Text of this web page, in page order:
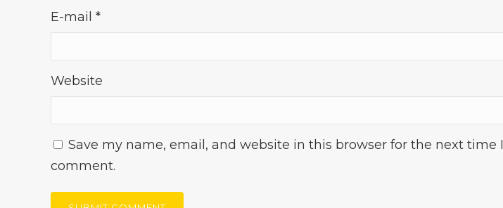
E-mail *
Website
Save my name, email, and website in this browser for the next time I
comment.